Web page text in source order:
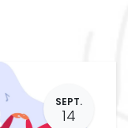
SEPT.
14